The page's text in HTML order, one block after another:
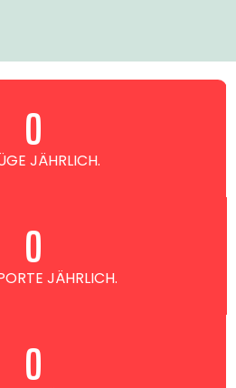
JÄHRLICH.
0
JÄHRLICH.
0
0